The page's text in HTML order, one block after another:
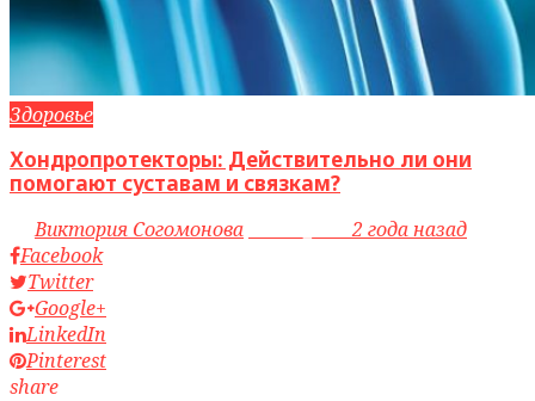
Здоровье
Хондропротекторы: Действительно ли они
помогают суставам и связкам?
byВиктория Согомонова access_time2 года назад
Facebook
Twitter
Google+
LinkedIn
Pinterest
share